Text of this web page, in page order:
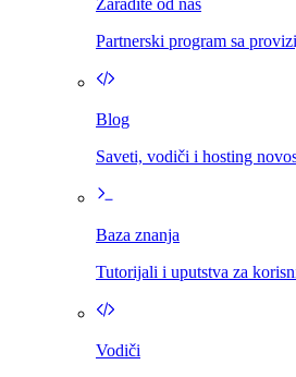
Zaradite od nas
Partnerski program sa
Blog
Saveti, vodiči i hosting
Baza znanja
Tutorijali i uputstva za
Vodiči